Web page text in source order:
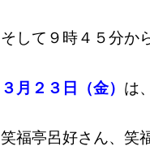
そして９時４５分か
３月２３日（金） は
笑福亭呂好さん、笑